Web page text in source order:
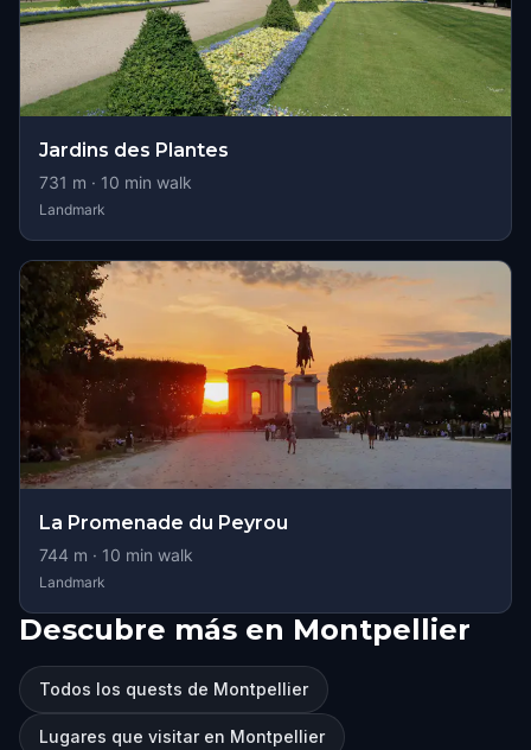
Jardins des Plantes
731 m · 10 min walk
Landmark
La Promenade du Peyrou
744 m · 10 min walk
Landmark
Descubre más en Montpellier
Todos los quests de Montpellier
Lugares que visitar en Montpellier